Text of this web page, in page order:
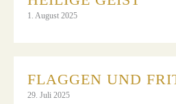
1. August 2025
FLAGGEN UND
29. Juli 2025